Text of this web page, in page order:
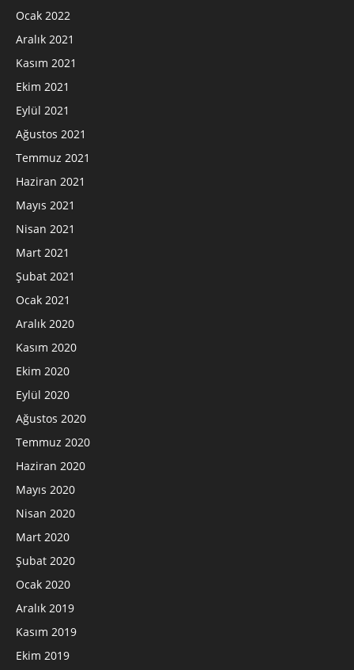
Ocak 2022
Aralık 2021
Kasım 2021
Ekim 2021
Eylül 2021
Ağustos 2021
Temmuz 2021
Haziran 2021
Mayıs 2021
Nisan 2021
Mart 2021
Şubat 2021
Ocak 2021
Aralık 2020
Kasım 2020
Ekim 2020
Eylül 2020
Ağustos 2020
Temmuz 2020
Haziran 2020
Mayıs 2020
Nisan 2020
Mart 2020
Şubat 2020
Ocak 2020
Aralık 2019
Kasım 2019
Ekim 2019